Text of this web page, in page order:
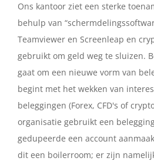
Ons kantoor ziet een sterke
behulp van
Teamviewer en Screenleap en
gebruikt om geld weg te sluizen.
gaat om een nieuwe vorm van
begint met het wekken van
beleggingen (Forex, CFD's of
organisatie gebruikt een
gedupeerde een account
dit een boilerroom; er zijn